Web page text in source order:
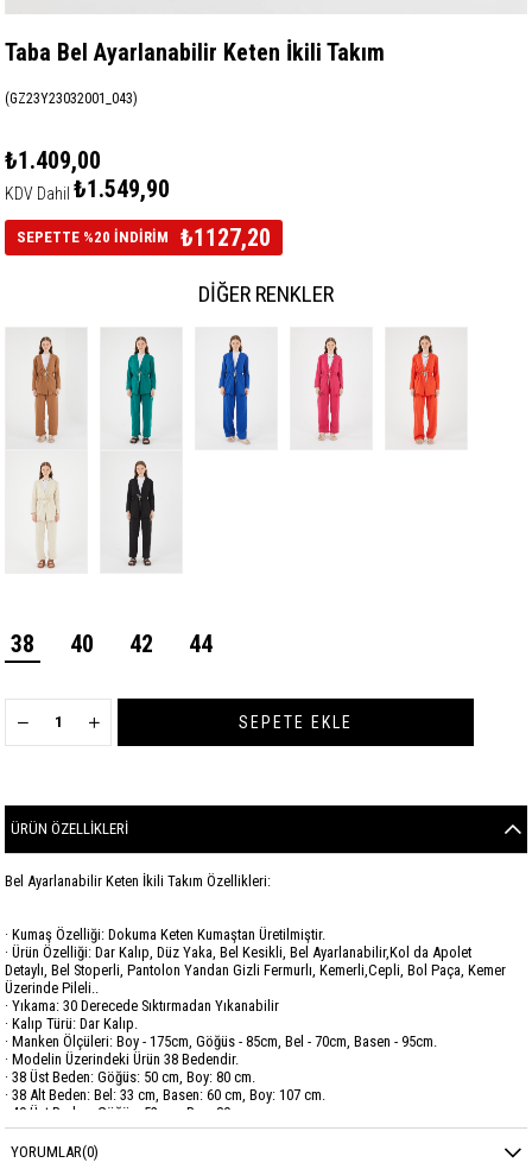
Taba Bel Ayarlanabilir Keten İkili Takım
(GZ23Y23032001_043)
₺1.409,00
KDV Dahil ₺1.549,90
SEPETTE %20 İNDİRİM ₺1127,20
DIĞER RENKLER
38 40 42 44
ÜRÜN ÖZELLIKLERI
Bel Ayarlanabilir Keten İkili Takım Özellikleri:
· Kumaş Özelliği: Dokuma Keten Kumaştan Üretilmiştir.
· Ürün Özelliği: Dar Kalıp, Düz Yaka, Bel Kesikli, Bel Ayarlanabilir,Kol da Apolet
Detaylı, Bel Stoperli, Pantolon Yandan Gizli Fermurlı, Kemerli,Cepli, Bol Paça, Kemer
Üzerinde Pileli..
· Yıkama: 30 Derecede Sıktırmadan Yıkanabilir
· Kalıp Türü: Dar Kalıp.
· Manken Ölçüleri: Boy - 175cm, Göğüs - 85cm, Bel - 70cm, Basen - 95cm.
· Modelin Üzerindeki Ürün 38 Bedendir.
· 38 Üst Beden: Göğüs: 50 cm, Boy: 80 cm.
· 38 Alt Beden: Bel: 33 cm, Basen: 60 cm, Boy: 107 cm.
· 40 Üst Beden: Göğüs: 52 cm, Boy: 80 cm.
· 40 Alt Beden: Bel: 35 cm, Basen: 62 cm Boy: 107 cm.
· 42 Üst Beden: Göğüs: 54 cm, Boy: 80 cm.
YORUMLAR(0)